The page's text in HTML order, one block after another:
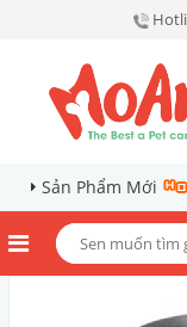
Sản Phẩm Mới